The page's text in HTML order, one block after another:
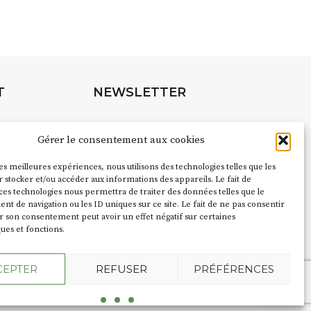
Gérer le consentement aux cookies
meilleures expériences, nous utilisons des technologies telles que les
stocker et/ou accéder aux informations des appareils. Le fait de
technologies nous permettra de traiter des données telles que le
de navigation ou les ID uniques sur ce site. Le fait de ne pas consentir
son consentement peut avoir un effet négatif sur certaines
et fonctions.
REFUSER PRÉFÉRENCES
les rues, les caves, les granges
à d’autres activités culturelles de la
Cochon Charbons’inscrit comme
festival d’Auzon 2026 (2 /22 août).
le nom :Fumoir?
terme employé dans les actes de
lieu. Jusqu’à la fin du XXe siècle,
et précédemment ç’avait été un
y salait et fumait saucissons et
pour
NEWSLETTER
NOUS CONTACTER
Oktopod